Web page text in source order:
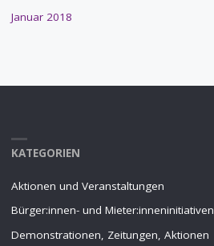
Januar 2018
KATEGORIEN
Aktionen und Veranstaltungen
Bürger:innen- und Mieter:inneninitiativen
Demonstrationen, Zeitungen, Aktionen